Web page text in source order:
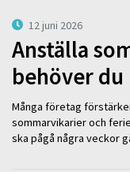
12 juni 2026
Anställa
behöver du
Många företag
sommarvikarier och
ska pågå några veckor